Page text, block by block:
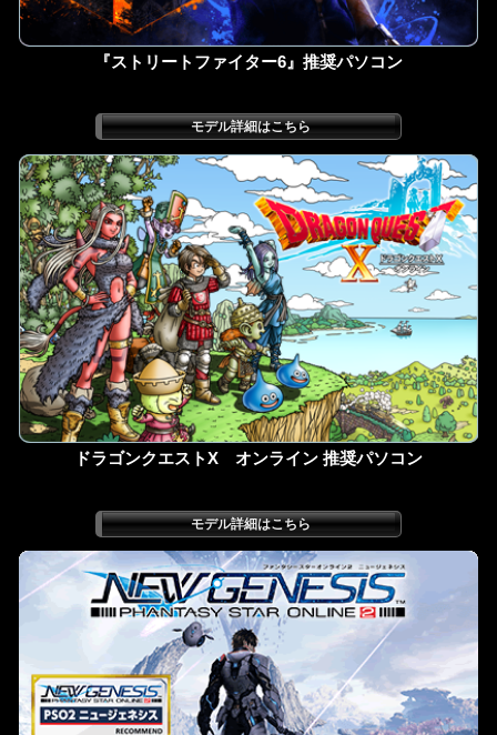
『ストリートファイター6』推奨パソコン
ドラゴンクエストX オンライン 推奨パソコン